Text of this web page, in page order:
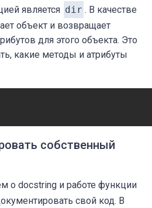
является dir . В качестве
объект и возвращает
для этого объекта. Это
какие методы и атрибуты
собственный
о docstring и работе функции
свой код. В